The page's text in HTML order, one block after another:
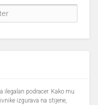
ilegalan podracer. Kako mu
izgurava na stijene,